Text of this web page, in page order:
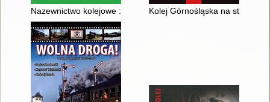
Nazewnictwo kolejowe : (na materiale języka polskiego,
Kolej Górnośląska na starej